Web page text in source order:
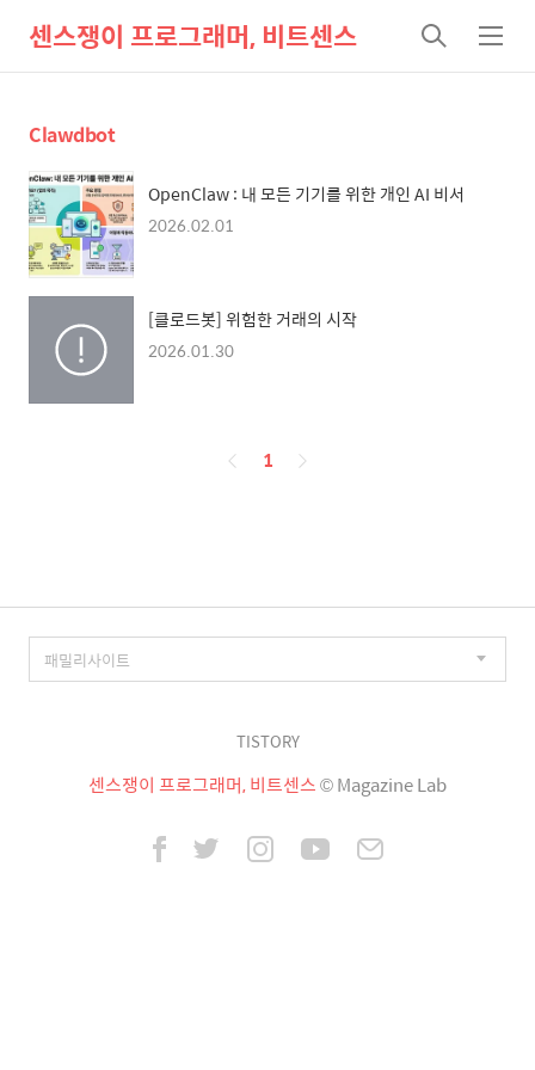
센스쟁이 프로그래머, 비트센스
검
색
메
뉴
Clawdbot
OpenClaw : 내 모든 기기를 위한 개인 AI 비서
2026.02.01
[클로드봇] 위험한 거래의 시작
2026.01.30
페
1
TISTORY
센스쟁이 프로그래머, 비트센스© Magazine Lab